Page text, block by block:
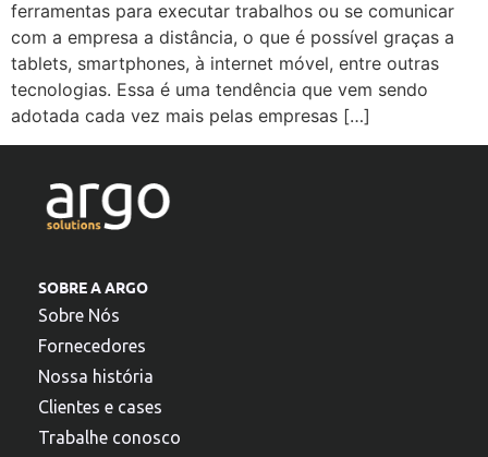
ferramentas para executar trabalhos ou se comunicar
com a empresa a distância, o que é possível graças a
tablets, smartphones, à internet móvel, entre outras
tecnologias. Essa é uma tendência que vem sendo
adotada cada vez mais pelas empresas […]
SOBRE A ARGO
Sobre Nós
Fornecedores
Nossa história
Clientes e cases
Trabalhe conosco